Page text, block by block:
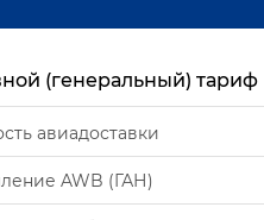
(генеральный) тариф
авиадоставки
AWB (ГАН)